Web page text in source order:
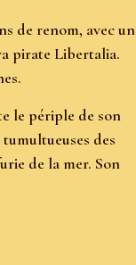
de renom, avec un
pirate Libertalia.
le périple de son
des
de la mer. Son